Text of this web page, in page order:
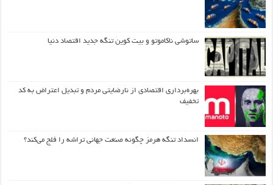
ساتوشی ناکاموتو و بیت کوین تنگه جدید اقتصاد دنیا
بهره‌برداری اقتصادی از نارضایتی مردم و تبدیل اعتراض به کد
تخفیف
انسداد تنگه هرمز چگونه صنعت جهانی تراشه را فلج می‌کند؟